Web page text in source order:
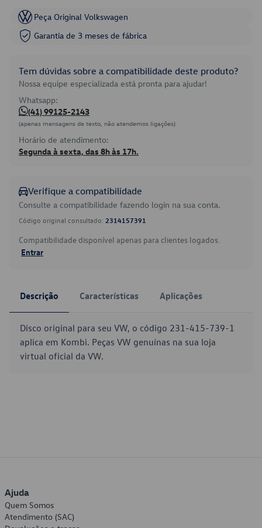
Peça Original Volkswagen
Garantia de 3 meses de fábrica
Tem dúvidas sobre a compatibilidade deste produto?
Nossa equipe especializada está pronta para ajudar!
Whatsapp:
(41) 99125-2143
(apenas mensagens de texto, não atendemos ligações)
Horário de atendimento:
Segunda à sexta, das 8h às 17h.
Verifique a compatibilidade
Consulte a compatibilidade fazendo login na sua conta.
Código original consultado: 2314157391
Compatibilidade disponível apenas para clientes logados.
Entrar
Descrição Características Aplicações
Disco original para seu VW, o código 231-415-739-1
aplica em Kombi. Peças VW genuínas na sua loja
virtual oficial da VW.
Ajuda
Quem Somos
Atendimento (SAC)